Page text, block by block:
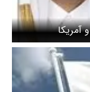
آمریکا